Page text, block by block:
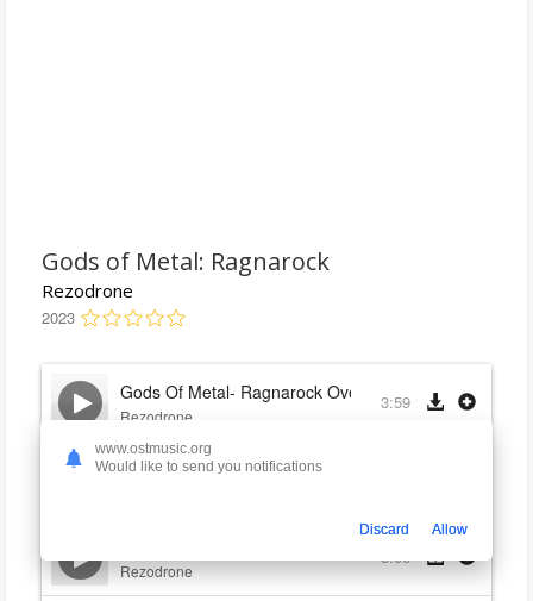
Gods of Metal: Ragnarock
Rezodrone
2023
Gods Of Metal- Ragnarock Overture (feat. Jamison
Rezodrone
3:59
In The Beginning
Rezodrone
3:06
www.ostmusic.org
Would like to send you notifications
Discard Allow